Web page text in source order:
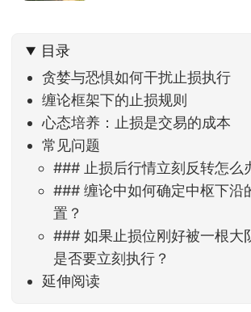
家感受到了春天般的暖风。指数涨
回暖到2
目录
贪婪与恐惧如何干扰止损执行
缠论框架下的止损规则
心态培养：止损是交易的成本
常见问题
### 止损后行情立刻反转怎么
### 缠论中如何确定中枢下沿
置？
### 如果止损位刚好被一根大
是否要立刻执行？
延伸阅读